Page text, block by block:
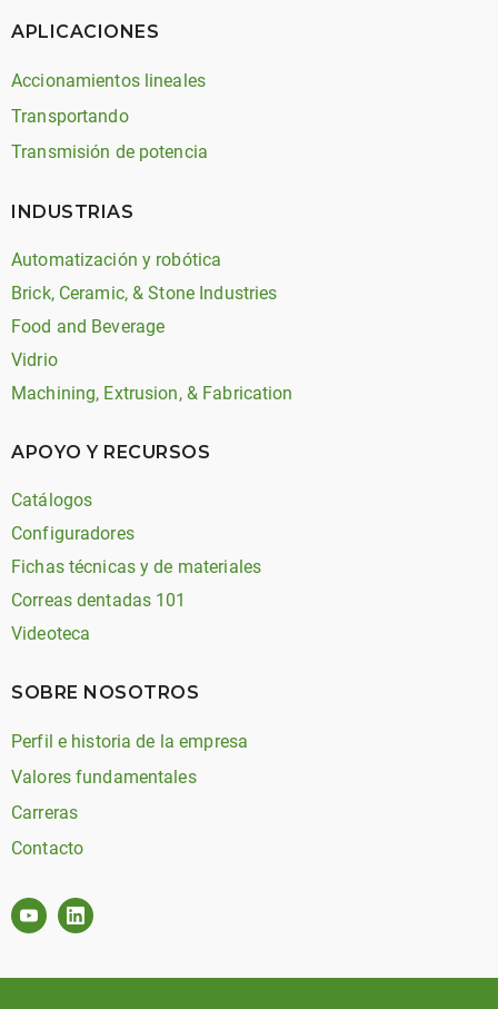
APLICACIONES
Accionamientos lineales
Transportando
Transmisión de potencia
INDUSTRIAS
Automatización y robótica
Brick, Ceramic, & Stone Industries
Food and Beverage
Vidrio
Machining, Extrusion, & Fabrication
APOYO Y RECURSOS
Catálogos
Configuradores
Fichas técnicas y de materiales
Correas dentadas 101
Videoteca
SOBRE NOSOTROS
Perfil e historia de la empresa
Valores fundamentales
Carreras
Contacto